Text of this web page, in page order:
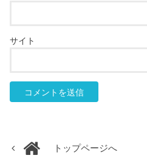
サイト
トップページへ